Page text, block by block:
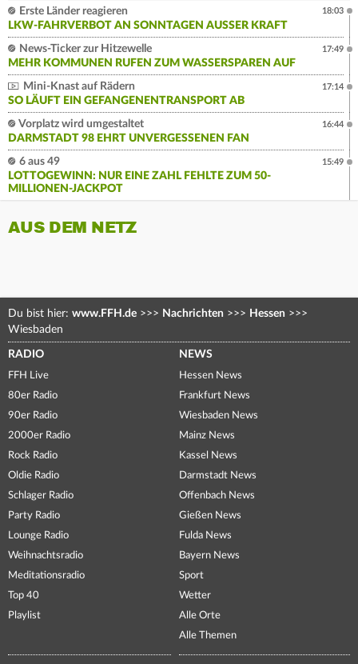
Erste Länder reagieren
LKW-FAHRVERBOT AN SONNTAGEN AUSSER KRAFT
18:03
News-Ticker zur Hitzewelle
MEHR KOMMUNEN RUFEN ZUM WASSERSPAREN AUF
17:49
Mini-Knast auf Rädern
SO LÄUFT EIN GEFANGENENTRANSPORT AB
17:14
Vorplatz wird umgestaltet
DARMSTADT 98 EHRT UNVERGESSENEN FAN
16:44
6 aus 49
LOTTOGEWINN: NUR EINE ZAHL FEHLTE ZUM 50-
MILLIONEN-JACKPOT
15:49
AUS DEM NETZ
Du bist hier: www.FFH.de >>> Nachrichten >>> Hessen >>>
Wiesbaden
RADIO
FFH Live
80er Radio
90er Radio
2000er Radio
Rock Radio
Oldie Radio
Schlager Radio
Party Radio
Lounge Radio
Weihnachtsradio
Meditationsradio
Top 40
Playlist
NEWS
Hessen News
Frankfurt News
Wiesbaden News
Mainz News
Kassel News
Darmstadt News
Offenbach News
Gießen News
Fulda News
Bayern News
Sport
Wetter
Alle Orte
Alle Themen